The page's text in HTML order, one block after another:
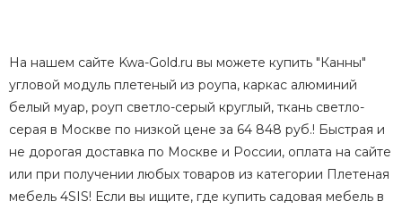
На нашем сайте Kwa-Gold.ru вы можете купить "Канны"
угловой модуль плетеный из роупа, каркас алюминий
белый муар, роуп светло-серый круглый, ткань светло-
серая в Москве по низкой цене за 64 848 руб.! Быстрая и
не дорогая доставка по Москве и России, оплата на сайте
или при получении любых товаров из категории Плетеная
мебель 4SIS! Если вы ищите, где купить садовая мебель в